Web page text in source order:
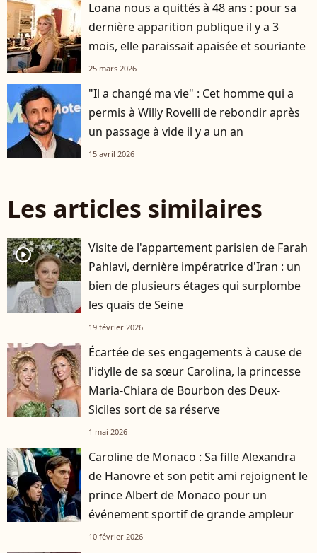
Loana nous a quittés à 48 ans : pour sa
dernière apparition publique il y a 3
mois, elle paraissait apaisée et souriante
25 mars 2026
"Il a changé ma vie" : Cet homme qui a
permis à Willy Rovelli de rebondir après
un passage à vide il y a un an
15 avril 2026
Les articles similaires
player2
Visite de l'appartement parisien de Farah
Pahlavi, dernière impératrice d'Iran : un
bien de plusieurs étages qui surplombe
les quais de Seine
19 février 2026
Écartée de ses engagements à cause de
l'idylle de sa sœur Carolina, la princesse
Maria-Chiara de Bourbon des Deux-
Siciles sort de sa réserve
1 mai 2026
Caroline de Monaco : Sa fille Alexandra
de Hanovre et son petit ami rejoignent le
prince Albert de Monaco pour un
événement sportif de grande ampleur
10 février 2026